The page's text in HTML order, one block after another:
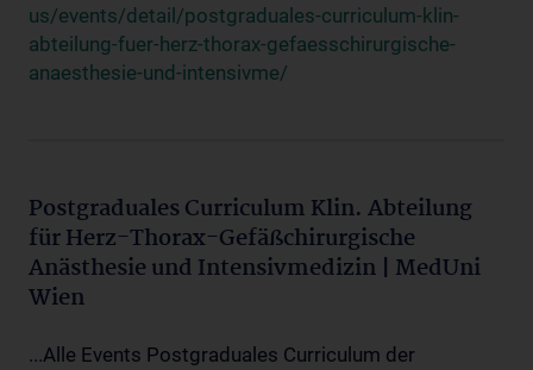
us/events/detail/postgraduales-curriculum-klin-
abteilung-fuer-herz-thorax-gefaesschirurgische-
anaesthesie-und-intensivme/
Postgraduales Curriculum Klin. Abteilung
für Herz-Thorax-Gefäßchirurgische
Anästhesie und Intensivmedizin | MedUni
Wien
...Alle Events Postgraduales Curriculum der